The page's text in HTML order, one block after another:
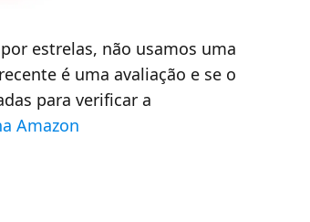
estrelas, não usamos uma
é uma avaliação e se o
para verificar a
Amazon